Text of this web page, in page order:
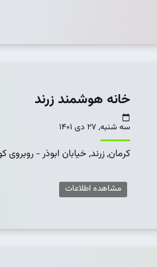
خانه هوشمند زرند
سه شنبه, 27 دی 1401
كرمان, زرند, خیابان ابوذر - روبروی
مشاهده اطلاعات